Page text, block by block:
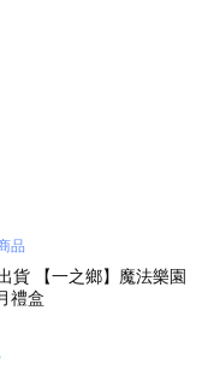
品
貨 【一之鄉】魔法樂園
禮盒